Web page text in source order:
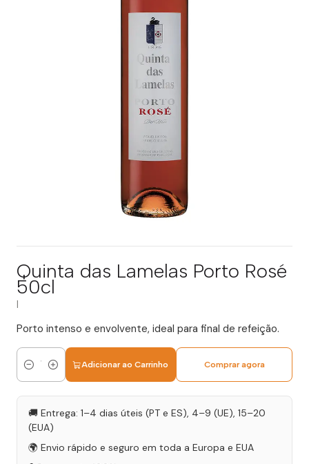
Quinta das Lamelas Porto Rosé
50cl
Porto intenso e envolvente, ideal para final de refeição.
Quantidade
Adicionar ao Carrinho Comprar agora
🚚 Entrega: 1–4 dias úteis (PT e ES), 4–9 (UE), 15–20
(EUA)
🌍 Envio rápido e seguro em toda a Europa e EUA